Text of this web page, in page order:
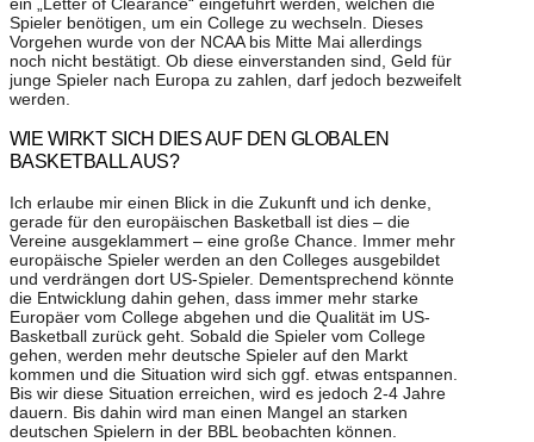
Spieler benötigen, um ein College zu wechseln. Dieses
Vorgehen wurde von der NCAA bis Mitte Mai allerdings
noch nicht bestätigt. Ob diese einverstanden sind, Geld für
junge Spieler nach Europa zu zahlen, darf jedoch bezweifelt
werden.
WIE WIRKT SICH DIES AUF DEN GLOBALEN
BASKETBALL AUS?
Ich erlaube mir einen Blick in die Zukunft und ich denke,
gerade für den europäischen Basketball ist dies – die
Vereine ausgeklammert – eine große Chance. Immer mehr
europäische Spieler werden an den Colleges ausgebildet
und verdrängen dort US-Spieler. Dementsprechend könnte
die Entwicklung dahin gehen, dass immer mehr starke
Europäer vom College abgehen und die Qualität im US-
Basketball zurück geht. Sobald die Spieler vom College
gehen, werden mehr deutsche Spieler auf den Markt
kommen und die Situation wird sich ggf. etwas entspannen.
Bis wir diese Situation erreichen, wird es jedoch 2-4 Jahre
dauern. Bis dahin wird man einen Mangel an starken
deutschen Spielern in der BBL beobachten können.